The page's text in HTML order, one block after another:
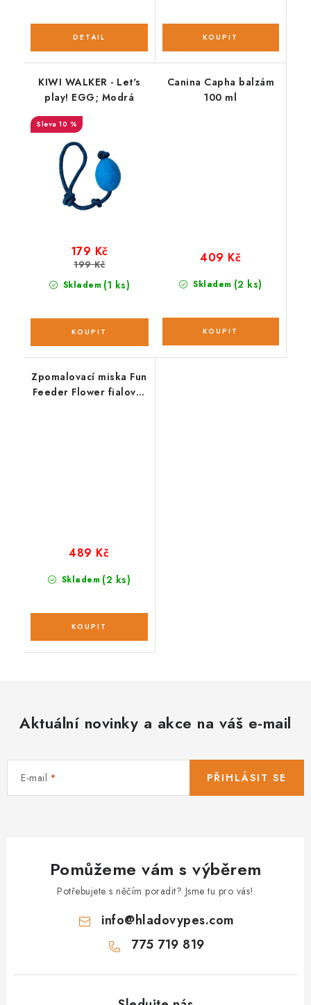
KIWI WALKER - Let's
play! EGG; Modrá
10 %
Skladem (1 ks)
179 Kč
199 Kč
Canina Capha balzám
100 ml
Skladem (2 ks)
409 Kč
Zpomalovací miska Fun
Feeder Flower fialová;
Skladem (2 ks)
489 Kč
Aktuální novinky a akce na váš e-mail
E-mail PŘIHLÁSIT SE
Pomůžeme vám s výběrem
Potřebujete s něčím poradit? Jsme tu pro vás!
info@hladovypes.com
775 719 819